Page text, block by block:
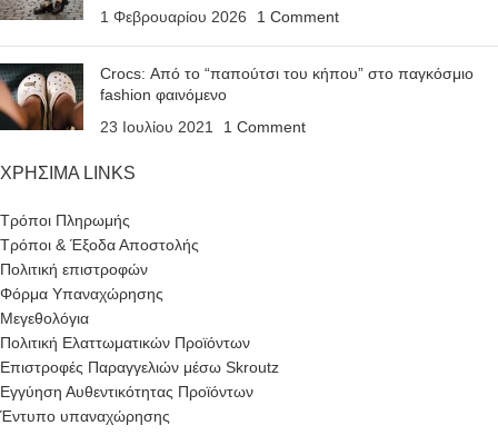
1 Φεβρουαρίου 2026
1 Comment
Crocs: Από το “παπούτσι του κήπου” στο παγκόσμιο
fashion φαινόμενο
23 Ιουλίου 2021
1 Comment
ΧΡΗΣΙΜΑ LINKS
Τρόποι Πληρωμής
Τρόποι & Έξοδα Αποστολής
Πολιτική επιστροφών
Φόρμα Υπαναχώρησης
Μεγεθολόγια
Πολιτική Ελαττωματικών Προϊόντων
Επιστροφές Παραγγελιών μέσω Skroutz
Εγγύηση Αυθεντικότητας Προϊόντων
Έντυπο υπαναχώρησης